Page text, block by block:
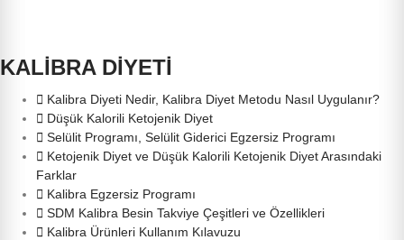
KALİBRA DİYETİ
Kalibra Diyeti Nedir, Kalibra Diyet Metodu Nasıl Uygulanır?
Düşük Kalorili Ketojenik Diyet
Selülit Programı, Selülit Giderici Egzersiz Programı
Ketojenik Diyet ve Düşük Kalorili Ketojenik Diyet Arasındaki
Farklar
Kalibra Egzersiz Programı
SDM Kalibra Besin Takviye Çeşitleri ve Özellikleri
Kalibra Ürünleri Kullanım Kılavuzu